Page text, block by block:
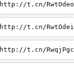
http://t.cn/RwtOdeo
http://t.cn/RwtOdei
http://t.cn/RwqjPgc